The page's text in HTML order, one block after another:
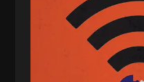
امان‌پور، سروش کرمیان،
فکرانه، فائزه فتحی